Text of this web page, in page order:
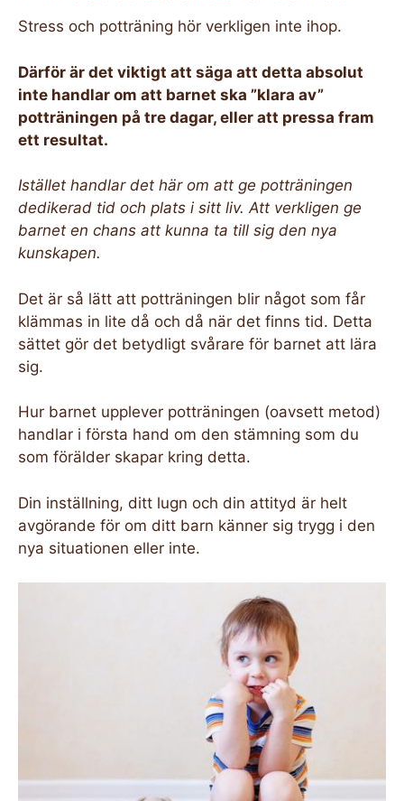
Stress och potträning hör verkligen inte ihop.
Därför är det viktigt att säga att detta absolut
inte handlar om att barnet ska ”klara av”
potträningen på tre dagar, eller att pressa fram
ett resultat.
Istället handlar det här om att ge potträningen
dedikerad tid och plats i sitt liv. Att verkligen ge
barnet en chans att kunna ta till sig den nya
kunskapen.
Det är så lätt att potträningen blir något som får
klämmas in lite då och då när det finns tid. Detta
sättet gör det betydligt svårare för barnet att lära
sig.
Hur barnet upplever potträningen (oavsett metod)
handlar i första hand om den stämning som du
som förälder skapar kring detta.
Din inställning, ditt lugn och din attityd är helt
avgörande för om ditt barn känner sig trygg i den
nya situationen eller inte.